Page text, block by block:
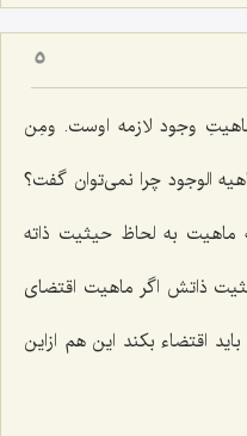
5
وجود لازمه اوست. ومِن
الوجود چرا نمى‌توان گفت؟
ماهیت به لحاظ حیثیت ذاته
ذاتش اگر ماهیت اقتضاى
اقتضاء بكند این هم ازاین